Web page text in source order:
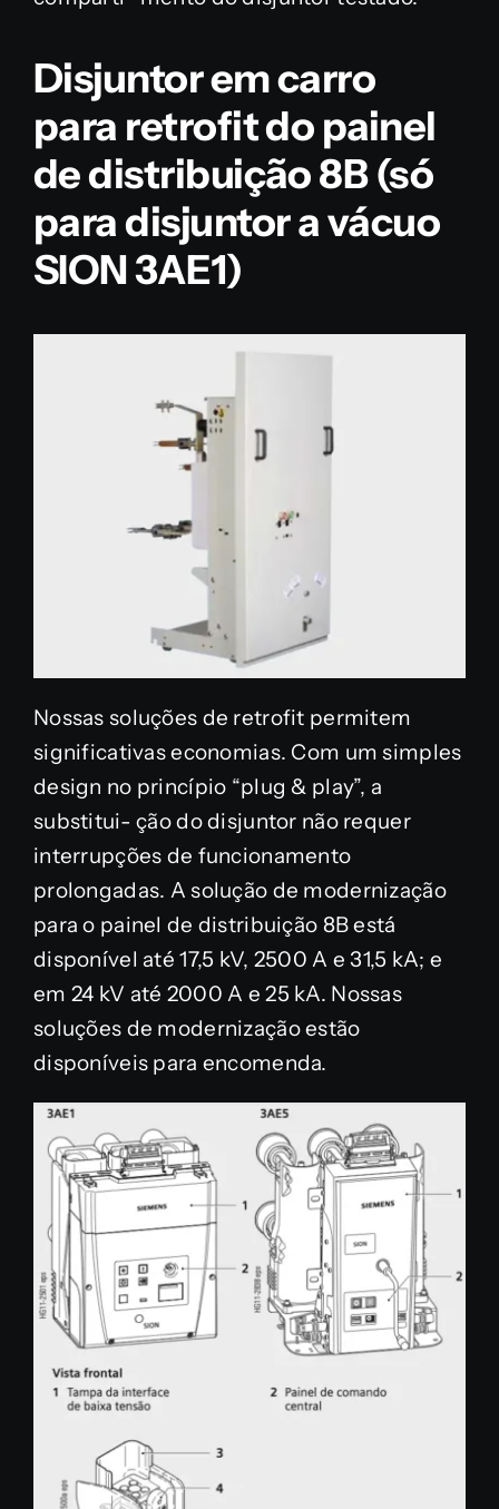
Disjuntor em carro
para retrofit do painel
de distribuição 8B (só
para disjuntor a vácuo
SION 3AE1)
Nossas soluções de retrofit permitem
significativas economias. Com um simples
design no princípio “plug & play”, a
substitui- ção do disjuntor não requer
interrupções de funcionamento
prolongadas. A solução de modernização
para o painel de distribuição 8B está
disponível até 17,5 kV, 2500 A e 31,5 kA; e
em 24 kV até 2000 A e 25 kA. Nossas
soluções de modernização estão
disponíveis para encomenda.